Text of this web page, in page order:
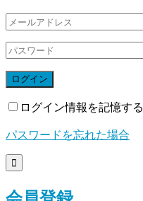
ログイン
ログイン情報を記憶する
パスワードを忘れた場合
